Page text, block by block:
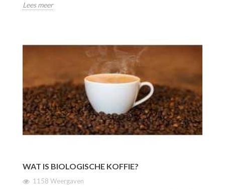
Lees meer
WAT IS BIOLOGISCHE KOFFIE?
1158 Weergaven